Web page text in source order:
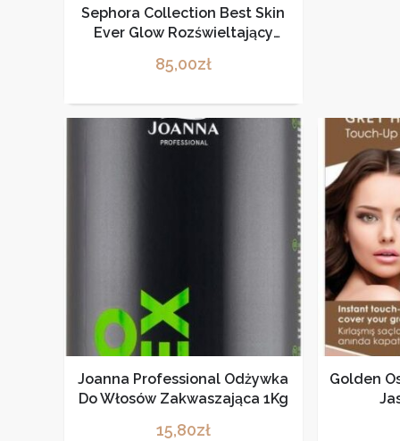
Sephora Collection Best Skin
Ever Glow Rozświeltający
85,00zł
Joanna Professional Odżywka
Do Włosów Zakwaszająca 1Kg
15,80zł
Golden